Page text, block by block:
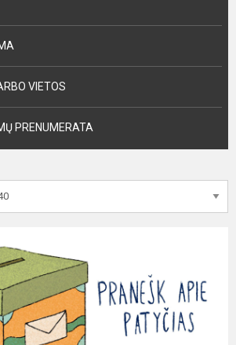
VIETOS
PRENUMERATA